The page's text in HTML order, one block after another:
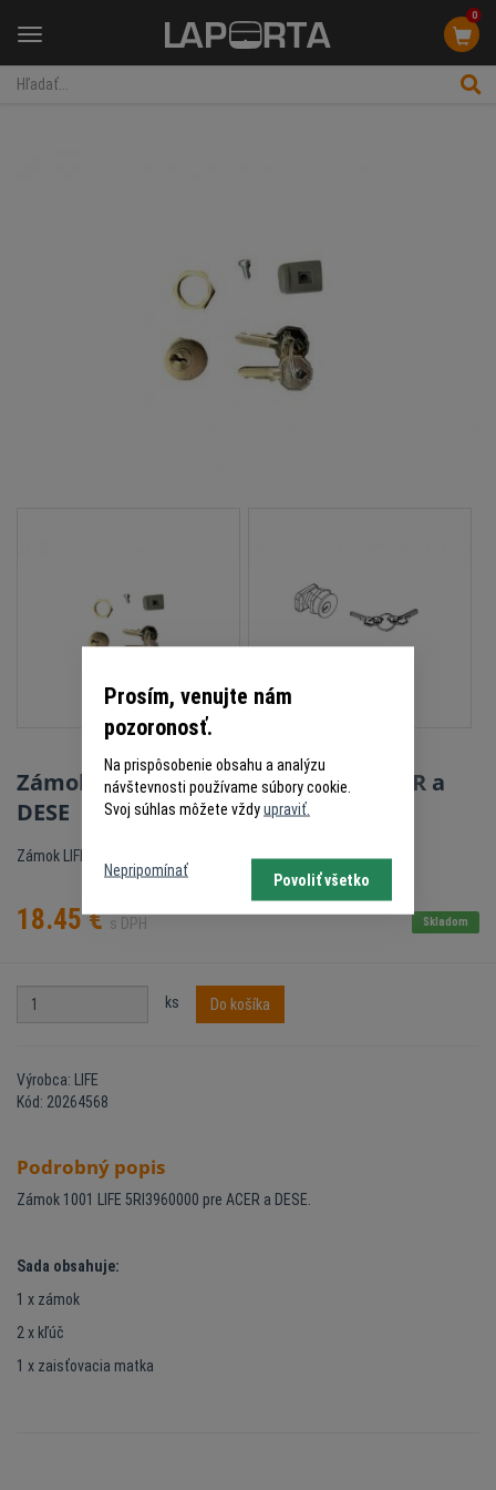
Menu
0
Zámok 1001 LIFE 5RI3960000 pre ACER a
DESE
Zámok LIFE 1001
18.45€ s DPH Skladom
ks Do košíka
Výrobca: LIFE
Kód: 20264568
Podrobný popis
Zámok 1001 LIFE 5RI3960000 pre ACER a DESE.
Sada obsahuje:
1 x zámok
2 x kľúč
1 x zaisťovacia matka
Prosím, venujte nám
pozoronosť.
Na prispôsobenie obsahu a analýzu
návštevnosti používame súbory cookie.
Svoj súhlas môžete vždyupraviť.
Nepripomínať
Povoliť všetko